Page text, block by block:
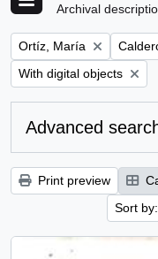
Archival
Remove filter:
Ortíz, María
Remove filter:
With digital objects
Advanced
Print preview
Sort